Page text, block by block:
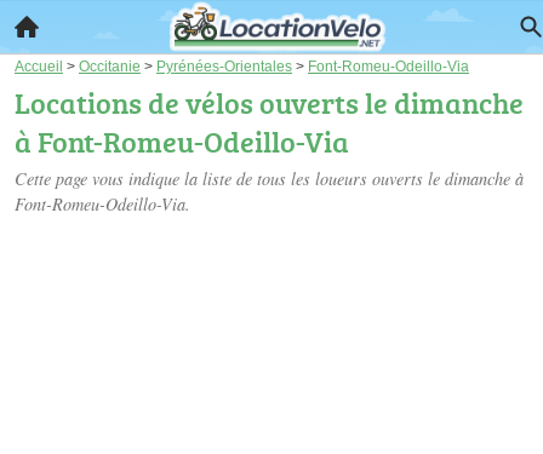
Accueil > Occitanie > Pyrénées-Orientales > Font-Romeu-Odeillo-Via
Locations de vélos ouverts le dimanche
à Font-Romeu-Odeillo-Via
Cette page vous indique la liste de tous les loueurs ouverts le dimanche à
Font-Romeu-Odeillo-Via.